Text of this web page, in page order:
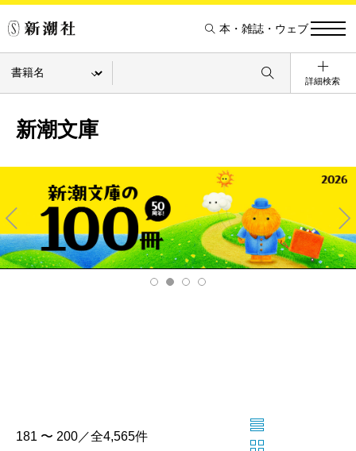
本・雑誌・ウェブ
詳細検索
新潮文庫
Pre
v
Ne
xt
181 〜 200／全4,565件